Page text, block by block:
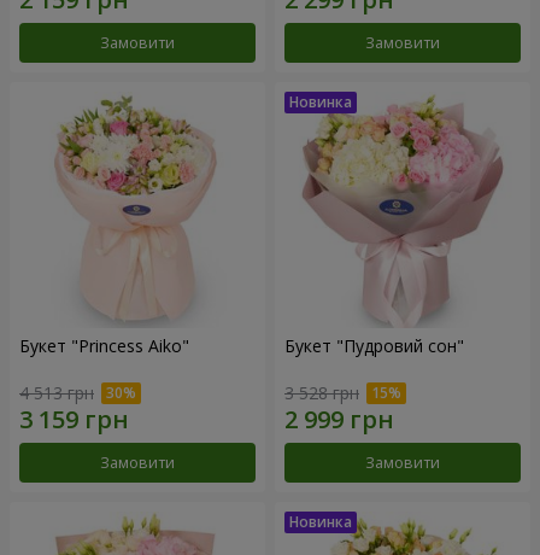
Замовити Замовити
Букет "Princess Aiko"
4 513 грн
Замовити
Букет "Пудровий сон"
3 528 грн
Замовити